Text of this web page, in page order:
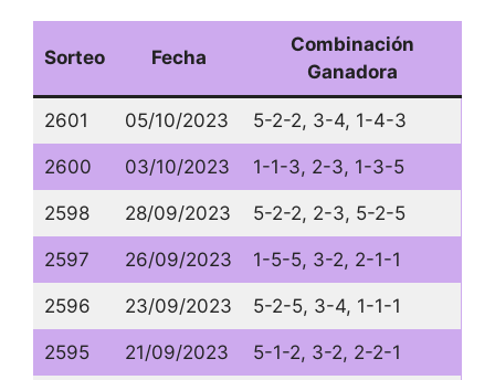
Sorteo Fecha
Combinación
Ganadora
2601 05/10/2023 5-2-2, 3-4, 1-4-3
2600 03/10/2023 1-1-3, 2-3, 1-3-5
2598 28/09/2023 5-2-2, 2-3, 5-2-5
2597 26/09/2023 1-5-5, 3-2, 2-1-1
2596 23/09/2023 5-2-5, 3-4, 1-1-1
2595 21/09/2023 5-1-2, 3-2, 2-2-1